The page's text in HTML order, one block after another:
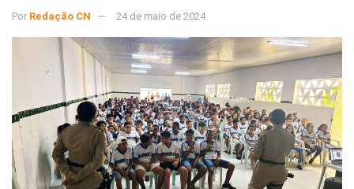
Por Redação CN 24 de maio de 2024